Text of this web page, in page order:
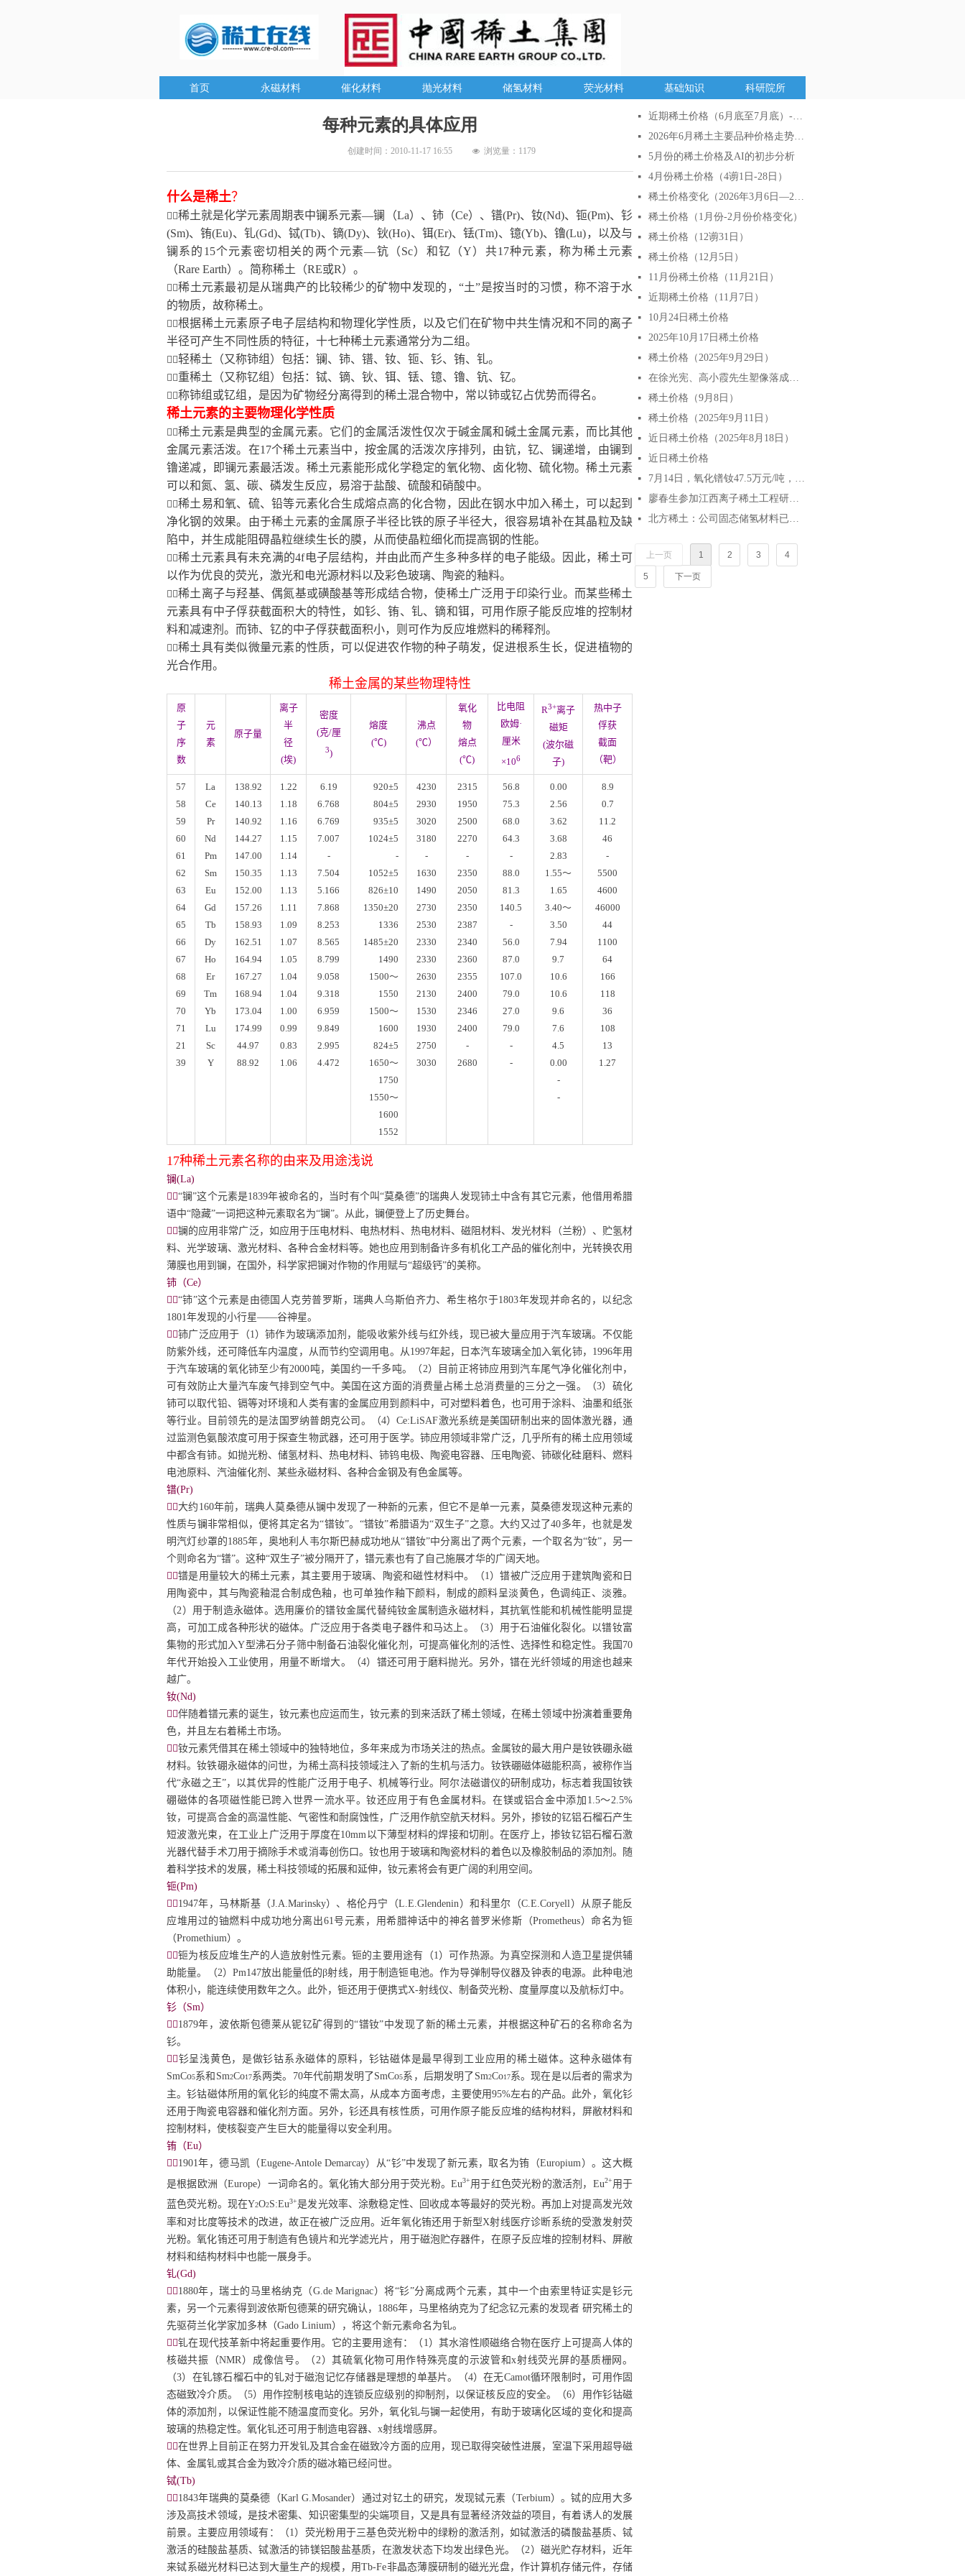
首页 永磁材料 催化材料 抛光材料 储氢材料 荧光材料 基础知识 科研院所
每种元素的具体应用
创建时间： 2010-11-17 16:55
什么是稀土？
 稀土就是化学元素周期表中镧系元素—镧（La）、铈（Ce）、镨(Pr)、钕(Nd)、钷(Pm)、钐
(Sm)、铕(Eu)、钆(Gd)、铽(Tb)、镝(Dy)、钬(Ho)、铒(Er)、铥(Tm)、镱(Yb)、镥(Lu)，以及与
镧系的 15个元素密切相关的两个元素—钪（Sc）和钇（Y）共17种元素，称为稀土元素
（Rare Earth）。简称稀土（RE或R）。
稀土元素最初是从瑞典产的比较稀少的矿物中发现的，“土”是按当时的习惯，称不溶于水
的物质，故称稀土。
根据稀土元素原子电子层结构和物理化学性质，以及它们在矿物中共生情况和不同的离子
半径可产生不同性质的特征，十七种稀土元素通常分为二组。
轻稀土（又称铈组）包括：镧、铈、镨、钕、钷、钐、铕、钆。
重稀土（又称钇组）包括：铽、镝、钬、铒、铥、镱、镥、钪、钇。
称铈组或钇组，是因为矿物经分离得到的稀土混合物中，常以铈或钇占优势而得名。
稀土元素的主要物理化学性质
稀土元素是典型的金属元素。它们的金属活泼性仅次于碱金属和碱土金属元素，而比其他
金属元素活泼。在17个稀土元素当中，按金属的活泼次序排列，由钪，钇、镧递增，由镧到
镥递减，即镧元素最活泼。稀土元素能形成化学稳定的氧化物、卤化物、硫化物。稀土元素
可以和氮、氢、碳、磷发生反应，易溶于盐酸、硫酸和硝酸中。
稀土易和氧、硫、铅等元素化合生成熔点高的化合物，因此在钢水中加入稀土，可以起到
净化钢的效果。由于稀土元素的金属原子半径比铁的原子半径大，很容易填补在其晶粒及缺
陷中，并生成能阻碍晶粒继续生长的膜，从而使晶粒细化而提高钢的性能。
稀土元素具有未充满的4f电子层结构，并由此而产生多种多样的电子能级。因此，稀土可
以作为优良的荧光，激光和电光源材料以及彩色玻璃、陶瓷的釉料。
稀土离子与羟基、偶氮基或磺酸基等形成结合物，使稀土广泛用于印染行业。而某些稀土
元素具有中子俘获截面积大的特性，如钐、铕、钆、镝和铒，可用作原子能反应堆的控制材
料和减速剂。而铈、钇的中子俘获截面积小，则可作为反应堆燃料的稀释剂。
稀土具有类似微量元素的性质，可以促进农作物的种子萌发，促进根系生长，促进植物的
光合作用。
稀土金属的某些物理特性
原
子
序
数
元
素
原子量
离子
半
径
(埃)
密度
(克/厘
3)
熔度
(℃)
沸点
(℃）
氧化
物
熔点
(℃)
比电阻
欧姆·
厘米
×106
R3+离子
磁矩
(波尔磁
子)
热中子
俘获
截面
（靶）
57
58
59
60
61
62
63
64
65
66
67
68
69
70
71
21
39
La
Ce
Pr
Nd
Pm
Sm
Eu
Gd
Tb
Dy
Ho
Er
Tm
Yb
Lu
Sc
Y
138.92
140.13
140.92
144.27
147.00
150.35
152.00
157.26
158.93
162.51
164.94
167.27
168.94
173.04
174.99
44.97
88.92
1.22
1.18
1.16
1.15
1.14
1.13
1.13
1.11
1.09
1.07
1.05
1.04
1.04
1.00
0.99
0.83
1.06
6.19
6.768
6.769
7.007
-
7.504
5.166
7.868
8.253
8.565
8.799
9.058
9.318
6.959
9.849
2.995
4.472
920±5
804±5
935±5
1024±5
-
1052±5
826±10
1350±20
1336
1485±20
1490
1500～
1550
1500～
1600
824±5
1650～
1750
1550～
1600
1552
4230
2930
3020
3180
-
1630
1490
2730
2530
2330
2330
2630
2130
1530
1930
2750
3030
2315
1950
2500
2270
-
2350
2050
2350
2387
2340
2360
2355
2400
2346
2400
-
2680
56.8
75.3
68.0
64.3
-
88.0
81.3
140.5
-
56.0
87.0
107.0
79.0
27.0
79.0
-
-
0.00
2.56
3.62
3.68
2.83
1.55～
1.65
3.40～
3.50
7.94
9.7
10.6
10.6
9.6
7.6
4.5
0.00
-
-
8.9
0.7
11.2
46
-
5500
4600
46000
44
1100
64
166
118
36
108
13
1.27
17种稀土元素名称的由来及用途浅说
镧(La)
“镧”这个元素是1839年被命名的，当时有个叫“莫桑德”的瑞典人发现铈土中含有其它元素，他借用希腊
语中“隐藏”一词把这种元素取名为“镧”。从此，镧便登上了历史舞台。
镧的应用非常广泛，如应用于压电材料、电热材料、热电材料、磁阻材料、发光材料（兰粉）、贮氢材
料、光学玻璃、激光材料、各种合金材料等。她也应用到制备许多有机化工产品的催化剂中，光转换农用
薄膜也用到镧，在国外，科学家把镧对作物的作用赋与“超级钙”的美称。
铈（Ce）
“铈”这个元素是由德国人克劳普罗斯，瑞典人乌斯伯齐力、希生格尔于1803年发现并命名的，以纪念
1801年发现的小行星——谷神星。
铈广泛应用于（1）铈作为玻璃添加剂，能吸收紫外线与红外线，现已被大量应用于汽车玻璃。不仅能
防紫外线，还可降低车内温度，从而节约空调用电。从1997年起，日本汽车玻璃全加入氧化铈，1996年用
于汽车玻璃的氧化铈至少有2000吨，美国约一千多吨。（2）目前正将铈应用到汽车尾气净化催化剂中，
可有效防止大量汽车废气排到空气中。美国在这方面的消费量占稀土总消费量的三分之一强。（3）硫化
铈可以取代铅、镉等对环境和人类有害的金属应用到颜料中，可对塑料着色，也可用于涂料、油墨和纸张
等行业。目前领先的是法国罗纳普朗克公司。（4）Ce:LiSAF激光系统是美国研制出来的固体激光器，通
过监测色氨酸浓度可用于探查生物武器，还可用于医学。铈应用领域非常广泛，几乎所有的稀土应用领域
中都含有铈。如抛光粉、储氢材料、热电材料、铈钨电极、陶瓷电容器、压电陶瓷、铈碳化硅磨料、燃料
电池原料、汽油催化剂、某些永磁材料、各种合金钢及有色金属等。
镨(Pr)
大约 160年前，瑞典人莫桑德从镧中发现了一种新的元素，但它不是单一元素，莫桑德发现这种元素的
性质与镧非常相似，便将其定名为“镨钕”。“镨钕”希腊语为“双生子”之意。大约又过了40多年，也就是发
明汽灯纱罩的1885年，奥地利人韦尔斯巴赫成功地从“镨钕”中分离出了两个元素，一个取名为“钕”，另一
个则命名为“镨”。这种“双生子”被分隔开了，镨元素也有了自己施展才华的广阔天地。
镨是用量较大的稀土元素，其主要用于玻璃、陶瓷和磁性材料中。（1）镨被广泛应用于建筑陶瓷和日
用陶瓷中，其与陶瓷釉混合制成色釉，也可单独作釉下颜料，制成的颜料呈淡黄色，色调纯正、淡雅。
（2）用于制造永磁体。选用廉价的镨钕金属代替纯钕金属制造永磁材料，其抗氧性能和机械性能明显提
高，可加工成各种形状的磁体。广泛应用于各类电子器件和马达上。（3）用于石油催化裂化。以镨钕富
集物的形式加入Y型沸石分子筛中制备石油裂化催化剂，可提高催化剂的活性、选择性和稳定性。我国70
年代开始投入工业使用，用量不断增大。（4）镨还可用于磨料抛光。另外，镨在光纤领域的用途也越来
越广。
钕(Nd)
伴随着镨元素的诞生，钕元素也应运而生，钕元素的到来活跃了稀土领域，在稀土领域中扮演着重要角
色，并且左右着稀土市场。
钕元素凭借其在稀土领域中的独特地位，多年来成为市场关注的热点。金属钕的最大用户是钕铁硼永磁
材料。钕铁硼永磁体的问世，为稀土高科技领域注入了新的生机与活力。钕铁硼磁体磁能积高，被称作当
代“永磁之王”，以其优异的性能广泛用于电子、机械等行业。阿尔法磁谱仪的研制成功，标志着我国钕铁
硼磁体的各项磁性能已跨入世界一流水平。钕还应用于有色金属材料。在镁或铝合金中添加1.5～2.5%
钕，可提高合金的高温性能、气密性和耐腐蚀性，广泛用作航空航天材料。另外，掺钕的钇铝石榴石产生
短波激光束，在工业上广泛用于厚度在10mm以下薄型材料的焊接和切削。在医疗上，掺钕钇铝石榴石激
光器代替手术刀用于摘除手术或消毒创伤口。钕也用于玻璃和陶瓷材料的着色以及橡胶制品的添加剂。随
着科学技术的发展，稀土科技领域的拓展和延伸，钕元素将会有更广阔的利用空间。
钷(Pm)
1947年，马林斯基（J.A.Marinsky）、格伦丹宁（L.E.Glendenin）和科里尔（C.E.Coryell）从原子能反
应堆用过的铀燃料中成功地分离出61号元素，用希腊神话中的神名普罗米修斯（Prometheus）命名为钷
（Promethium）。
钷为核反应堆生产的人造放射性元素。钷的主要用途有（1）可作热源。为真空探测和人造卫星提供辅
助能量。（2）Pm147放出能量低的β射线，用于制造钷电池。作为导弹制导仪器及钟表的电源。此种电池
体积小，能连续使用数年之久。此外，钷还用于便携式X-射线仪、制备荧光粉、度量厚度以及航标灯中。
钐（Sm）
1879年，波依斯包德莱从铌钇矿得到的“镨钕”中发现了新的稀土元素，并根据这种矿石的名称命名为
钐。
钐呈浅黄色，是做钐钴系永磁体的原料，钐钴磁体是最早得到工业应用的稀土磁体。这种永磁体有
SmCo5系和Sm2Co17系两类。70年代前期发明了SmCo5系，后期发明了Sm2Co17系。现在是以后者的需求为
主。钐钴磁体所用的氧化钐的纯度不需太高，从成本方面考虑，主要使用95%左右的产品。此外，氧化钐
还用于陶瓷电容器和催化剂方面。另外，钐还具有核性质，可用作原子能反应堆的结构材料，屏敝材料和
控制材料，使核裂变产生巨大的能量得以安全利用。
铕（Eu）
1901年，德马凯（Eugene-Antole Demarcay）从“钐”中发现了新元素，取名为铕（Europium）。这大概
是根据欧洲（Europe）一词命名的。氧化铕大部分用于荧光粉。Eu3+用于红色荧光粉的激活剂， Eu2+用于
蓝色荧光粉。现在Y2O2S:Eu3+是发光效率、涂敷稳定性、回收成本等最好的荧光粉。再加上对提高发光效
率和对比度等技术的改进，故正在被广泛应用。近年氧化铕还用于新型X射线医疗诊断系统的受激发射荧
光粉。氧化铕还可用于制造有色镜片和光学滤光片，用于磁泡贮存器件，在原子反应堆的控制材料、屏敝
材料和结构材料中也能一展身手。
钆(Gd)
1880年，瑞士的马里格纳克（G.de Marignac）将“钐”分离成两个元素，其中一个由索里特证实是钐元
素，另一个元素得到波依斯包德莱的研究确认， 1886年，马里格纳克为了纪念钇元素的发现者 研究稀土的
先驱荷兰化学家加多林（Gado Linium），将这个新元素命名为钆。
钆在现代技革新中将起重要作用。它的主要用途有：（1）其水溶性顺磁络合物在医疗上可提高人体的
核磁共振（NMR）成像信号。（2）其硫氧化物可用作特殊亮度的示波管和x射线荧光屏的基质栅网。
（3）在钆镓石榴石中的钆对于磁泡记忆存储器是理想的单基片。（4）在无Camot循环限制时，可用作固
态磁致冷介质。（5）用作控制核电站的连锁反应级别的抑制剂，以保证核反应的安全。（6）用作钐钴磁
体的添加剂，以保证性能不随温度而变化。另外，氧化钆与镧一起使用，有助于玻璃化区域的变化和提高
玻璃的热稳定性。氧化钆还可用于制造电容器、x射线增感屏。
在世界上目前正在努力开发钆及其合金在磁致冷方面的应用，现已取得突破性进展，室温下采用超导磁
体、金属钆或其合金为致冷介质的磁冰箱已经问世。
铽(Tb)
1843年瑞典的莫桑德（Karl G.Mosander）通过对钇土的研究，发现铽元素（Terbium）。铽的应用大多
涉及高技术领域，是技术密集、知识密集型的尖端项目，又是具有显著经济效益的项目，有着诱人的发展
前景。主要应用领域有：（1）荧光粉用于三基色荧光粉中的绿粉的激活剂，如铽激活的磷酸盐基质、铽
激活的硅酸盐基质、铽激活的铈镁铝酸盐基质，在激发状态下均发出绿色光。（2）磁光贮存材料，近年
来铽系磁光材料已达到大量生产的规模，用Tb-Fe非晶态薄膜研制的磁光光盘，作计算机存储元件，存储
넶 浏览量： 1179
넷 近期稀土价格（6月底至7月底）-AI分析
넷 2026年6月稀土主要品种价格走势分析
넷 5月份的稀土价格及AI的初步分析
넷 4月份稀土价格（4谫1日-28日）
넷 稀土价格变化（2026年3月6日—2026年3月27日）
넷 稀土价格（1月份-2月份价格变化）
넷 稀土价格（12谫31日）
넷 稀土价格（12月5日）
넷 11月份稀土价格（11月21日）
넷 近期稀土价格（11月7日）
넷 10月24日稀土价格
넷 2025年10月17日稀土价格
넷 稀土价格（2025年9月29日）
넷 在徐光宪、高小霞先生塑像落成仪式上的致辞
넷 稀土价格（9月8日）
넷 稀土价格（2025年9月11日）
넷 近日稀土价格（2025年8月18日）
넷 近日稀土价格
넷 7月14日，氧化镨钕47.5万元/吨，较月初涨6.7%，较年初涨18.75%。
넷 廖春生参加江西离子稀土工程研究有限公司技术交流研讨会
넷 北方稀土：公司固态储氢材料已实现小批量生产与销售
上一页 1 2 3 4
5 下一页